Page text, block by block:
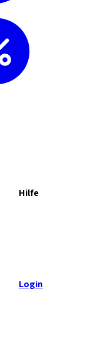
Hilfe
Login